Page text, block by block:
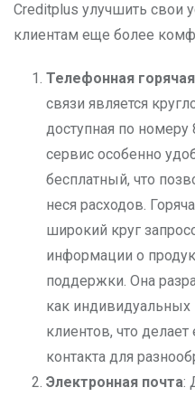
Creditplus улучшить свои
клиентам еще более
Телефонная
связи является
доступная по
сервис особенно
бесплатный, что
неся расходов.
широкий круг
информации о
поддержки. Она
как индивидуальных
клиентов, что
контакта для
Электронная почта: